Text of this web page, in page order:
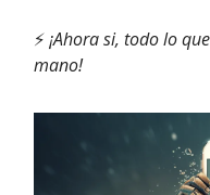
⚡¡Ahora si, todo lo
mano!